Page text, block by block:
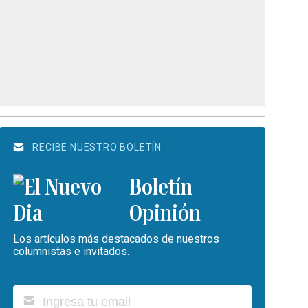
RECIBE NUESTRO BOLETÍN
Boletín
Opinión
Los artículos más destacados de nuestros
columnistas e invitados.